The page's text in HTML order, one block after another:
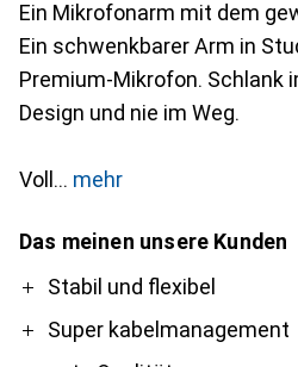
Ein Mikrofonarm mit dem
Ein schwenkbarer Arm in
Premium-Mikrofon. Schlank
Design und nie im Weg.
Voll mehr
Das meinen unsere Kunden
ProStabil und flexibel
Super kabelmanagement
Contra